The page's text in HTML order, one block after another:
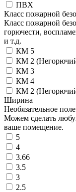
ПВХ
Класс пожарной
Класс пожарной
горючести,
и т.д.
КМ 5
КМ 2
КМ 3
КМ 4
КМ 2
Ширина
Необязательное
Можем сделать
ваше помещение.
5
4
3.66
3.5
3
2.5